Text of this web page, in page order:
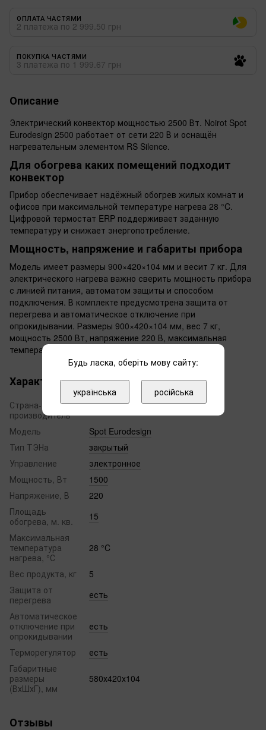
ОПЛАТА ЧАСТЯМИ
2 платежа по 2 999.50 грн
ПОКУПКА ЧАСТЯМИ
3 платежа по 1 999.67 грн
Описание
Электрический конвектор мощностью 2500 Вт. Noirot Spot
Eurodesign 2500 работает от сети 220 В и оснащён
нагревательным элементом RS Silence.
Для обогрева каких помещений подходит
конвектор
Прибор обеспечивает надёжный обогрев жилых комнат и
офисов при максимальной температуре нагрева 28 °C.
Цифровой термостат ERP поддерживает заданную
температуру и снижает энергопотребление.
Мощность, напряжение и габариты прибора
Модель имеет размеры 900×420×104 мм и весит 7 кг. Для
электрического нагрева важно сверить мощность прибора
с линией питания, автоматом защиты и способом
подключения. В комплекте предусмотрена защита от
перегрева и автоматическое отключение при
опрокидывании. Размеры 900×420×104 мм, вес 7 кг,
мощность 2500 Вт, напряжение 220 В, максимальная
температура 28 °C.
Характеристики
Страна-
производитель
Модель
Spot Eurodesign
Тип ТЭНа
закрытый
Управление
электронное
Мощность, Вт
1500
Напряжение, В
220
Площадь
обогрева, м. кв.
15
Максимальная
температура
нагрева, °С
28 °C
Вес продукта, кг
5
Защита от
перегрева
есть
Автоматическое
отключение при
опрокидывании
есть
Терморегулятор
есть
Габаритные
размеры
(ВхШхГ), мм
580х420x104
Отзывы
Будь ласка, оберіть мову сайту:
українська російська